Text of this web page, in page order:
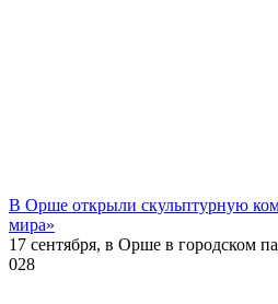
В Орше открыли скульптурную
мира»
17 сентября, в Орше в городском
028